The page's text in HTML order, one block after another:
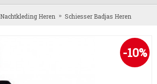
Nachtkleding Heren Schiesser Badjas Heren
-10%